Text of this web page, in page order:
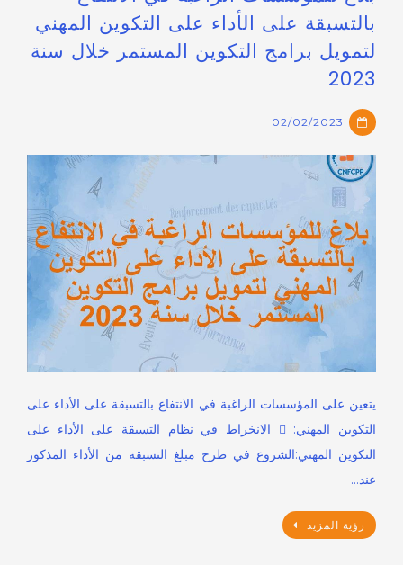
بالتسبقة على الأداء على التكوين المهني
لتمويل برامج التكوين المستمر خلال سنة
2023
02/02/2023
يتعين على المؤسسات الراغبة في الانتفاع بالتسبقة على الأداء على
التكوين المهني:  الانخراط في نظام التسبقة على الأداء على
التكوين المهني:الشروع في طرح مبلغ التسبقة من الأداء المذكور
عند…
رؤية المزيد